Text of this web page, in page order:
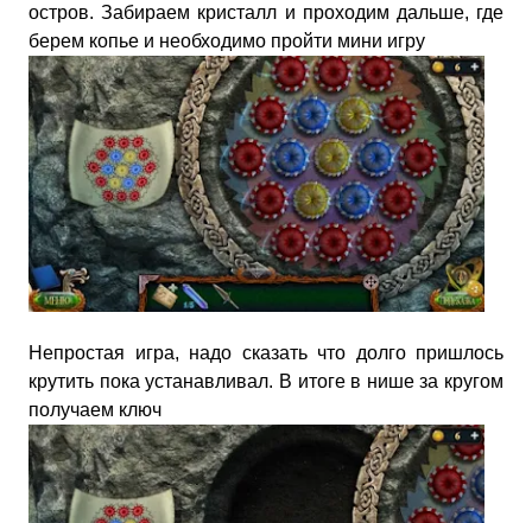
остров. Забираем кристалл и проходим дальше, где
берем копье и необходимо пройти мини игру
Непростая игра, надо сказать что долго пришлось
крутить пока устанавливал. В итоге в нише за кругом
получаем ключ